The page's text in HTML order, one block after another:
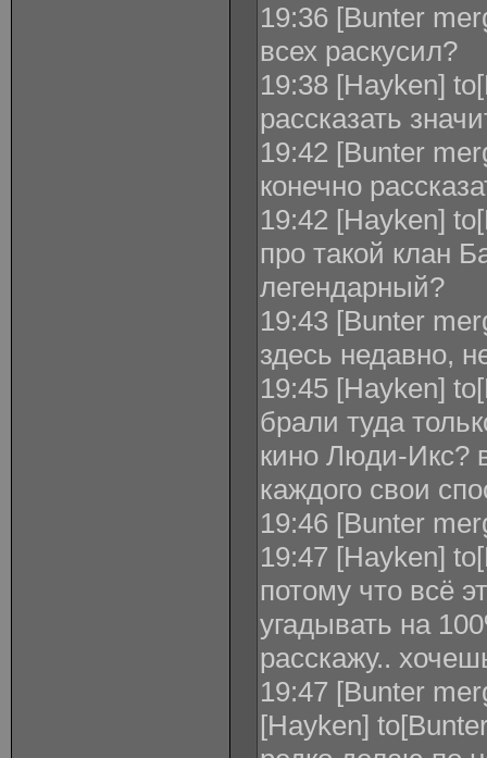
19:36 [Bunter
всех раскусил?
19:38 [Hayken]
рассказать
19:42 [Bunter
конечно
19:42 [Hayken]
про такой клан
легендарный?
19:43 [Bunter
здесь недавно,
19:45 [Hayken]
брали туда
кино Люди-Икс?
каждого свои
19:46 [Bunter
19:47 [Hayken]
потому что всё
угадывать на
расскажу..
19:47 [Bunter
[Hayken]